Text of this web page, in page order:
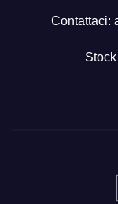
Contattaci: